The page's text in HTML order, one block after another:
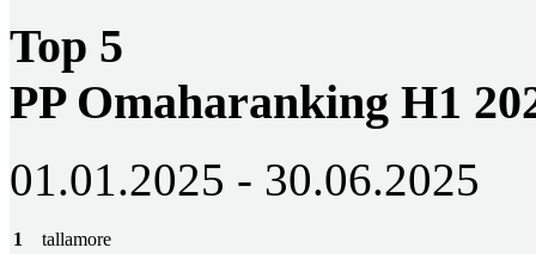
Top 5
PP Omaharanking H1
01.01.2025 - 30.06.2025
1 tallamore